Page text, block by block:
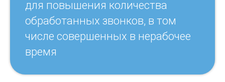
для повышения количества
обработанных звонков, в том
числе совершенных в нерабочее
время